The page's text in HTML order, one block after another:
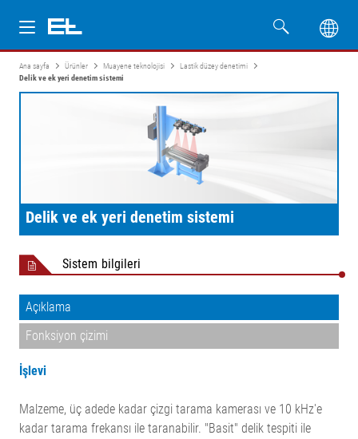
Ürünler
Firma
Ana sayfa Ürünler Muayene teknolojisi
Lastik düzey denetimi
Delik ve ek yeri denetim sistemi
Delik ve ek yeri denetim sistemi
Sistem bilgileri
Açıklama
Fonksiyon çizimi
İşlevi
Malzeme, üç adede kadar çizgi tarama kamerası ve 10 kHz'e
kadar tarama frekansı ile taranabilir. "Basit" delik tespiti ile